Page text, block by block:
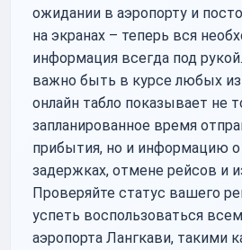
ожидании в аэропорту и
на экранах – теперь вся
информация всегда под
важно быть в курсе любых
онлайн табло показывает не
запланированное время
прибытия, но и информацию
задержках, отмене рейсов и
Проверяйте статус вашего
успеть воспользоваться
аэропорта Лангкави, такими